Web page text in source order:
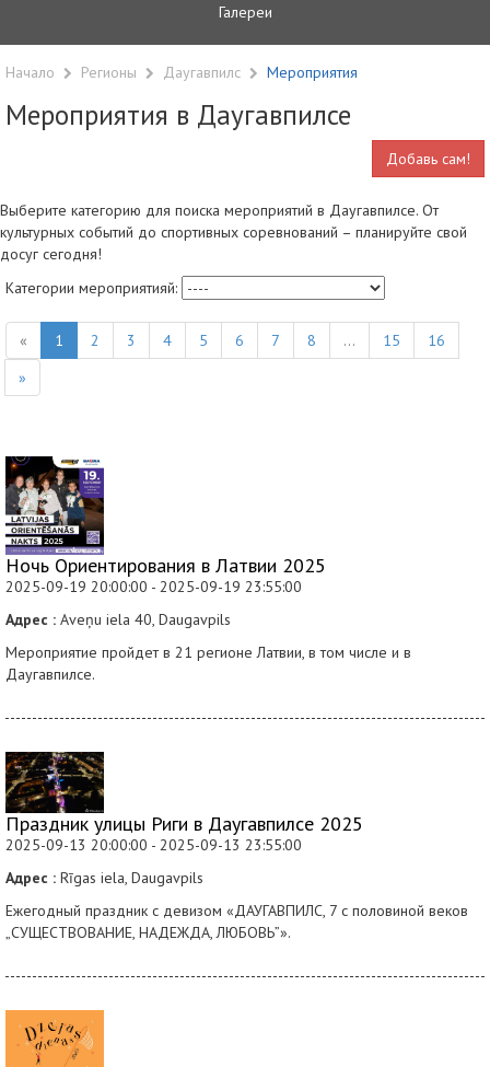
Галереи
Начало Регионы Даугавпилс Мероприятия
Мероприятия в Даугавпилсе
Добавь сам!
Выберите категорию для поиска мероприятий в Даугавпилсе. От
культурных событий до спортивных соревнований – планируйте свой
досуг сегодня!
Категории мероприятияй:
« 1 2 3 4 5 6 7 8 ... 15
16
»
Ночь Ориентирования в Латвии 2025
2025-09-19 20:00:00 - 2025-09-19 23:55:00
Адрес : Aveņu iela 40, Daugavpils
Мероприятие пройдет в 21 регионе Латвии, в том числе и в
Даугавпилсе.
Праздник улицы Риги в Даугавпилсе 2025
2025-09-13 20:00:00 - 2025-09-13 23:55:00
Адрес : Rīgas iela, Daugavpils
Ежегодный праздник с девизом «ДАУГАВПИЛС, 7 с половиной веков
„СУЩЕСТВОВАНИЕ, НАДЕЖДА, ЛЮБОВЬ”».